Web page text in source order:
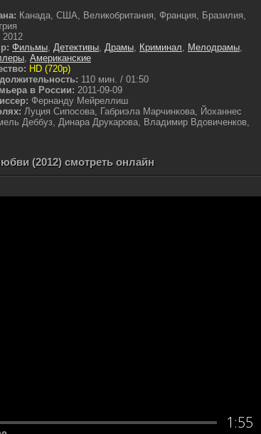
Канада, США, Великобритания, Франция, Бразилия,
2012
Фильмы, Детективы, Драмы, Криминал, Мелодрамы,
, Американские
HD (720p)
110 мин. / 01:50
в России: 2011-09-09
Фернанду Мейреллиш
Луция Сипосова, Габриэла Марчинкова, Йоханнес
Деббуз, Динара Друкарова, Владимир Вдовиченков,
(2012) смотреть онлайн